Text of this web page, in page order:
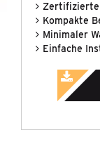
KÜHLUNG&
NEUE BAUREIHEN
PROMOTIONS
Kompakte
Minimaler
Einfache